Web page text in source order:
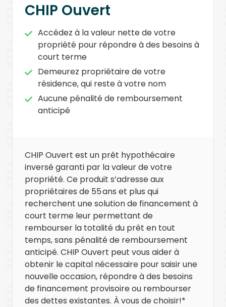
CHIP Ouvert
Accédez à la valeur nette de votre
propriété pour répondre à des besoins à
court terme
Demeurez propriétaire de votre
résidence, qui reste à votre nom
Aucune pénalité de remboursement
anticipé
CHIP Ouvert est un prêt hypothécaire
inversé garanti par la valeur de votre
propriété. Ce produit s’adresse aux
propriétaires de 55 ans et plus qui
recherchent une solution de financement à
court terme leur permettant de
rembourser la totalité du prêt en tout
temps, sans pénalité de remboursement
anticipé. CHIP Ouvert peut vous aider à
obtenir le capital nécessaire pour saisir une
nouvelle occasion, répondre à des besoins
de financement provisoire ou rembourser
des dettes existantes. À vous de choisir!*